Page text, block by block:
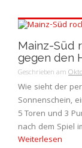
Mainz-Süd
gegen den
Geschrieben am
Wie sieht der
Sonnenschein,
5 Toren und 3
nach dem Spiel
Weiterlesen